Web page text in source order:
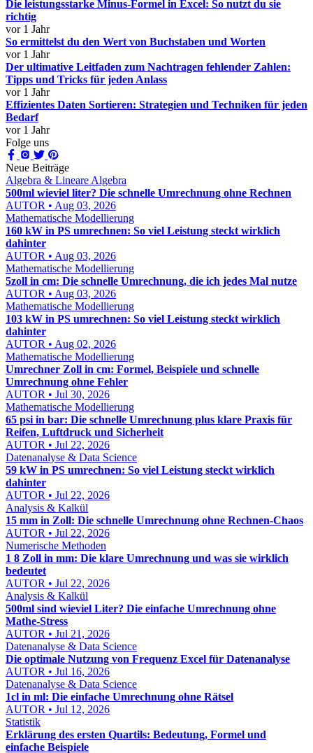
Die leistungsstarke Minus-Formel in Excel: So nutzt du sie
richtig
vor 1 Jahr
So ermittelst du den Wert von Buchstaben und Worten
vor 1 Jahr
Der ultimative Leitfaden zum Nachtragen fehlender Zahlen:
Tipps und Tricks für jeden Anlass
vor 1 Jahr
Effizientes Daten Sortieren: Strategien und Techniken für jeden
Bedarf
vor 1 Jahr
Folge uns
Neue Beiträge
Algebra & Lineare Algebra
500ml wieviel liter? Die schnelle Umrechnung ohne Rechnen
AUTOR • Aug 03, 2026
Mathematische Modellierung
160 kW in PS umrechnen: So viel Leistung steckt wirklich
dahinter
AUTOR • Aug 03, 2026
Mathematische Modellierung
5zoll in cm: Die schnelle Umrechnung, die ich jedes Mal nutze
AUTOR • Aug 03, 2026
Mathematische Modellierung
103 kW in PS umrechnen: So viel Leistung steckt wirklich
dahinter
AUTOR • Aug 02, 2026
Mathematische Modellierung
Umrechner Zoll in cm: Formel, Beispiele und schnelle
Umrechnung ohne Fehler
AUTOR • Jul 30, 2026
Mathematische Modellierung
65 psi in bar: Die schnelle Umrechnung plus klare Praxis für
Reifen, Luftdruck und Sicherheit
AUTOR • Jul 22, 2026
Datenanalyse & Data Science
59 kW in PS umrechnen: So viel Leistung steckt wirklich
dahinter
AUTOR • Jul 22, 2026
Analysis & Kalkül
15 mm in Zoll: Die schnelle Umrechnung ohne Rechnen-Chaos
AUTOR • Jul 22, 2026
Numerische Methoden
1 8 Zoll in mm: Die klare Umrechnung und was sie wirklich
bedeutet
AUTOR • Jul 22, 2026
Analysis & Kalkül
500ml sind wieviel Liter? Die einfache Umrechnung ohne
Mathe-Stress
AUTOR • Jul 21, 2026
Datenanalyse & Data Science
Die optimale Nutzung von Frequenz Excel für Datenanalyse
AUTOR • Jul 16, 2026
Datenanalyse & Data Science
1cl in ml: Die einfache Umrechnung ohne Rätsel
AUTOR • Jul 12, 2026
Statistik
Erklärung des ersten Quartils: Bedeutung, Formel und
einfache Beispiele